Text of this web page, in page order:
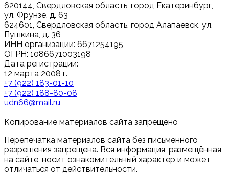
620144, Свердловская область, город Екатеринбург,
ул. Фрунзе, д. 63
624601, Свердловская область, город Алапаевск, ул.
Пушкина, д. 36
ИНН организации: 6671254195
ОГРН: 1086671003198
Дата регистрации:
12 марта 2008 г.
+7 (922) 183-01-10
+7 (922) 188-80-08
udn66@mail.ru
Копирование материалов сайта запрещено
Перепечатка материалов сайта без письменного
разрешения запрещена. Вся информация, размещённая
на сайте, носит ознакомительный характер и может
отличаться от действительности.